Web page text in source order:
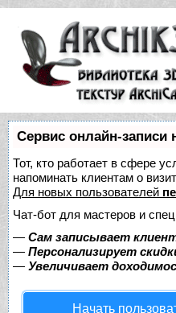
Сервис онлайн-записи
Тот, кто работает в сфере
напоминать клиентам о
Для новых пользователей
Чат-бот для мастеров и
— Сам записывает
— Персонализирует
— Увеличивает
Начать